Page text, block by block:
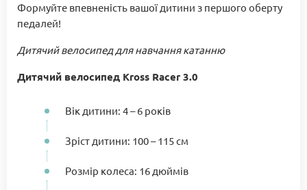
Формуйте впевненість вашої дитини з першого оберту
педалей!
Дитячий велосипед для навчання катанню
Дитячий велосипед Kross Racer 3.0
Вік дитини: 4 – 6 років
Зріст дитини: 100 – 115 см
Розмір колеса: 16 дюймів